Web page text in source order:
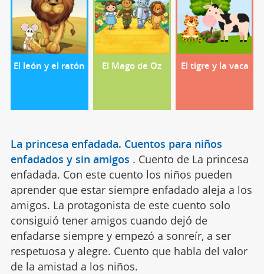
El león y el ratón El Mago de Oz El tigre y la vaca
La princesa enfadada. Cuentos para niños
enfadados y sin amigos . Cuento de La princesa
enfadada. Con este cuento los niños pueden
aprender que estar siempre enfadado aleja a los
amigos. La protagonista de este cuento solo
consiguió tener amigos cuando dejó de
enfadarse siempre y empezó a sonreír, a ser
respetuosa y alegre. Cuento que habla del valor
de la amistad a los niños.